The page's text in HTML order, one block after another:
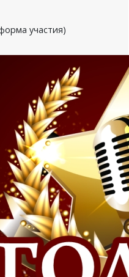
участия)